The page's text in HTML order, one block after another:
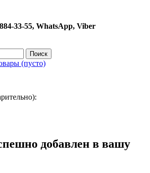
33-55, WhatsApp, Viber
Поиск
(пусто)
добавлен в вашу